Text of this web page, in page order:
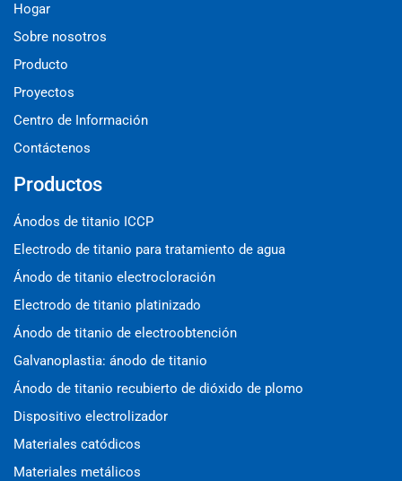
Hogar
Sobre nosotros
Producto
Proyectos
Centro de Información
Contáctenos
Productos
Ánodos de titanio ICCP
Electrodo de titanio para tratamiento de agua
Ánodo de titanio electrocloración
Electrodo de titanio platinizado
Ánodo de titanio de electroobtención
Galvanoplastia: ánodo de titanio
Ánodo de titanio recubierto de dióxido de plomo
Dispositivo electrolizador
Materiales catódicos
Materiales metálicos